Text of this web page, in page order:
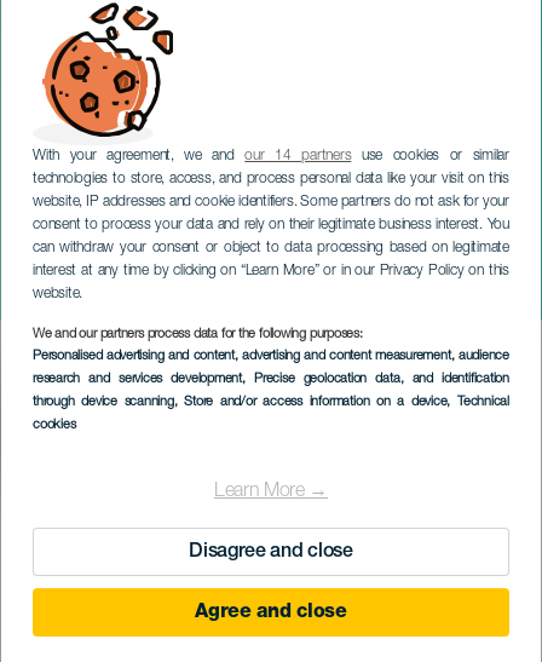
With your agreement, we andour 14 partnersuse cookies or similar
technologies to store, access, and process personal data like your visit on this
website, IP addresses and cookie identifiers. Some partners do not ask for your
consent to process your data and rely on their legitimate business interest. You
can withdraw your consent or object to data processing based on legitimate
interest at any time by clicking on “Learn More” or in our Privacy Policy on this
website.
We and our partners process data for the following purposes:
Personalised advertising and content, advertising and content measurement, audience
research and services development, Precise geolocation data, and identification
through device scanning, Store and/or access information on a device, Technical
cookies
Learn More →
Disagree and close
Agree and close
totale Mondfinsternis
TENERIFE
Imagen
Listado
VERGANGENE VERANSTALTUNG
Localidad
La Orotava